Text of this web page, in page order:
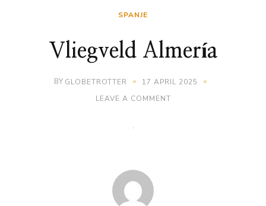
SPANJE
Vliegveld Almería
BY GLOBETROTTER
17 APRIL 2025
LEAVE A COMMENTON